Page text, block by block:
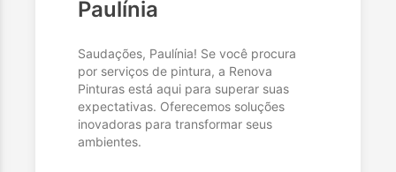
Paulínia
Saudações, Paulínia! Se você procura
por serviços de pintura, a Renova
Pinturas está aqui para superar suas
expectativas. Oferecemos soluções
inovadoras para transformar seus
ambientes.